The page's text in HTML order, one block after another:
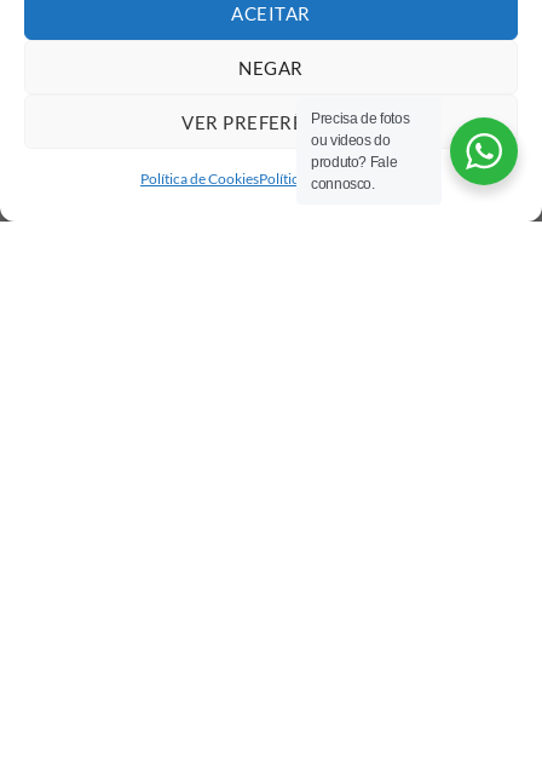
ACEITAR
NEGAR
VER PREFERÊNCIAS
Política de CookiesPolítica de privacidade
Precisa de fotos
ou videos do
produto? Fale
connosco.